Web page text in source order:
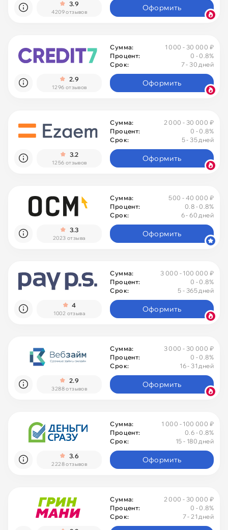
3.9
4209 отзывов Оформить
Сумма:
1 000 - 30 000 ₽
Процент:
0 - 0.8%
Срок:
7 - 30 дней
2.9
1296 отзывов Оформить
Сумма:
2 000 - 30 000 ₽
Процент:
0 - 0.8%
Срок:
5 - 35 дней
3.2
1256 отзывов Оформить
Сумма:
500 - 40 000 ₽
Процент:
0.8 - 0.8%
Срок:
6 - 60 дней
3.3
2023 отзыва Оформить
Сумма:
3 000 - 100 000 ₽
Процент:
0 - 0.8%
Срок:
5 - 365 дней
4
1002 отзыва Оформить
Сумма:
3 000 - 30 000 ₽
Процент:
0 - 0.8%
Срок:
16 - 31 дней
2.9
3288 отзывов Оформить
Сумма:
1 000 - 100 000 ₽
Процент:
0.6 - 0.8%
Срок:
15 - 180 дней
3.6
2228 отзывов Оформить
Сумма:
2 000 - 30 000 ₽
Процент:
0 - 0.8%
Срок:
7 - 21 дней